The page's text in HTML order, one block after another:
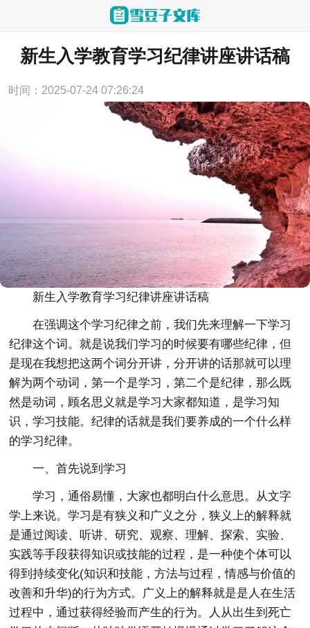
当前位置： 首页 > 实用范文
新生入学教育学习纪律讲座讲话稿
时间：2025-07-24 07:26:24
新生入学教育学习纪律讲座讲话稿
在强调这个学习纪律之前，我们先来理解一下学习
纪律这个词。就是说我们学习的时候要有哪些纪律，但
是现在我想把这两个词分开讲，分开讲的话那就可以理
解为两个动词，第一个是学习，第二个是纪律，那么既
然是动词，顾名思义就是学习大家都知道，是学习知
识，学习技能。纪律的话就是我们要养成的一个什么样
的学习纪律。
一、首先说到学习
学习，通俗易懂，大家也都明白什么意思。从文字
学上来说。学习是有狭义和广义之分，狭义上的解释就
是通过阅读、听讲、研究、观察、理解、探索、实验、
实践等手段获得知识或技能的过程，是一种使个体可以
得到持续变化(知识和技能，方法与过程，情感与价值的
改善和升华)的行为方式。广义上的解释就是是人在生活
过程中，通过获得经验而产生的行为。人从出生到死亡